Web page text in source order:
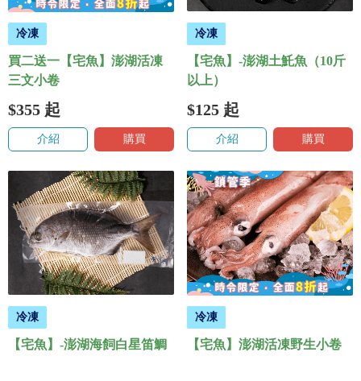
冷凍
買二送一【宅魚】澎湖活凍
三文小卷
$355 起
介紹 購買
冷凍
【宅魚】-澎湖土魠魚（10斤
以上）
$125 起
介紹 購買
冷凍
【宅魚】-澎湖海飼白星笛鯛
冷凍
【宅魚】澎湖活凍野生小卷